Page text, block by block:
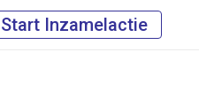
Start Inzamelactie